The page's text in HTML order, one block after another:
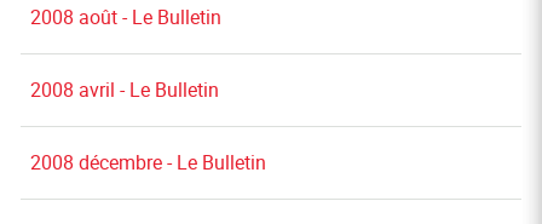
2008 août - Le Bulletin
2008 avril - Le Bulletin
2008 décembre - Le Bulletin